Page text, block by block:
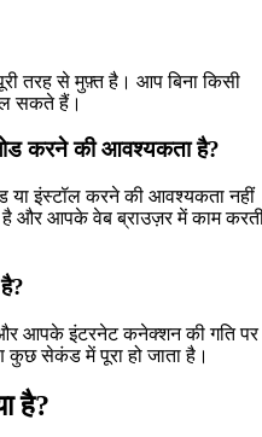
तरह से मुफ़्त है। आप बिना किसी
सकते हैं।
करने की आवश्यकता है?
या इंस्टॉल करने की आवश्यकता नहीं
है और आपके वेब ब्राउज़र में काम
आपके इंटरनेट कनेक्शन की गति पर
कुछ सेकंड में पूरा हो जाता है।
है?